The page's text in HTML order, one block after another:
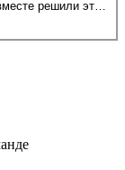
и через 2 дня мне